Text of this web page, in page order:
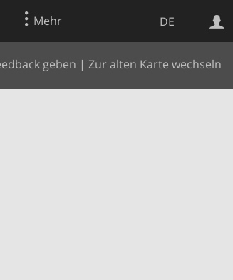
DE
Mehr
geben | Zur alten Karte wechseln
Websuche